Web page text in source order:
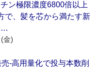
チン極限濃度6800倍以上
で、髪を芯から満たす新
…
金)
‐高用量化で投与本数削